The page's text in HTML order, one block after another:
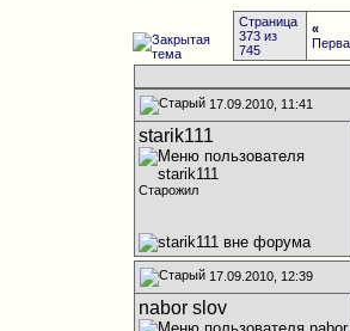
Страница
373 из
745
«
17.09.2010, 11:41
starik111
Старожил
17.09.2010, 12:39
nabor slov